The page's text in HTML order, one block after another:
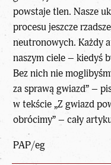
powstaje tlen. Nasze
procesu jeszcze
neutronowych. Każdy
naszym ciele – kiedyś
Bez nich nie
za sprawą gwiazd” –
w tekście„Z gwiazd
obrócimy” – cały
PAP/eg